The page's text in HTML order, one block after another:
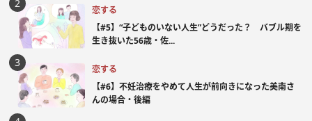
恋する
【#5】“子どものいない人生”どうだった？ バブル期を
生き抜いた56歳・佐...
恋する
【#6】不妊治療をやめて人生が前向きになった美南さ
んの場合・後編